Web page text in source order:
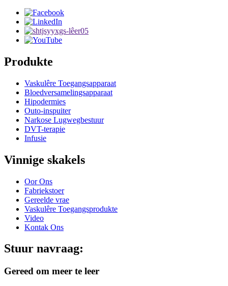
Produkte
Vaskulêre Toegangsapparaat
Bloedversamelingsapparaat
Hipodermies
Outo-inspuiter
Narkose Lugwegbestuur
DVT-terapie
Infusie
Vinnige skakels
Oor Ons
Fabriekstoer
Gereelde vrae
Vaskulêre Toegangsprodukte
Video
Kontak Ons
Stuur navraag:
Gereed om meer te leer